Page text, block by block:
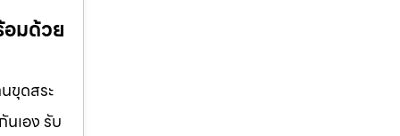
อมด้วย
ขุดสระ
เอง รับ